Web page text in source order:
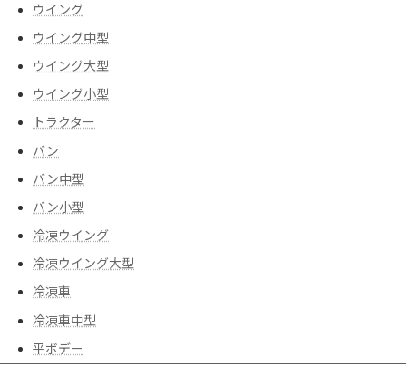
ウイング
ウイング中型
ウイング大型
ウイング小型
トラクター
バン
バン中型
バン小型
冷凍ウイング
冷凍ウイング大型
冷凍車
冷凍車中型
平ボデー